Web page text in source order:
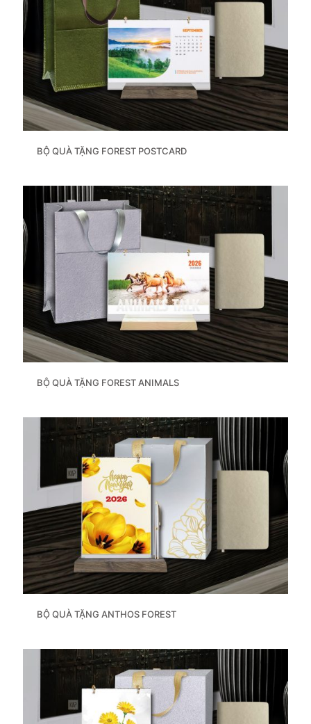
BỘ QUÀ TẶNG FOREST POSTCARD
BỘ QUÀ TẶNG FOREST ANIMALS
BỘ QUÀ TẶNG ANTHOS FOREST